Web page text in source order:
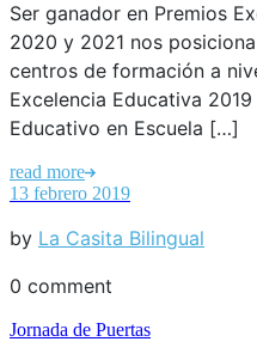
Ser ganador en Premios
2020 y 2021 nos
centros de formación a
Excelencia Educativa
Educativo en Escuela […]
read more
13 febrero 2019
by La Casita Bilingual
0 comment
Jornada de Puertas